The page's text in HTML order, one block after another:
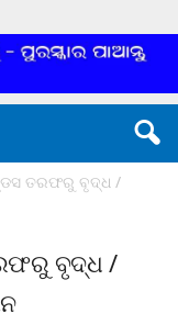
ତରଫରୁ ବୃଦ୍ଧ /
ବୃଦ୍ଧ /